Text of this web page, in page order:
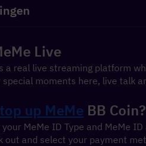
Live
a real live streaming platform
moments here, live talk
top up MeMe BB Coin?
your MeMe ID Type and MeMe
out and select your payment